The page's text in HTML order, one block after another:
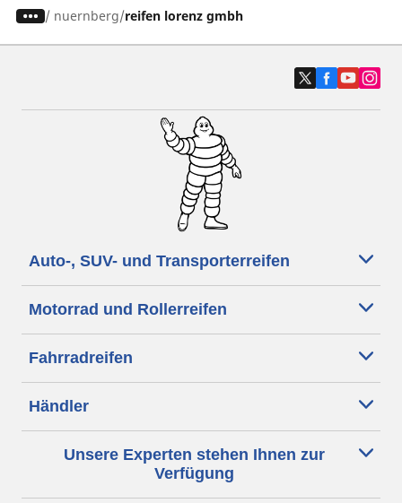
/ nuernberg reifen lorenz gmbh
Auto-, SUV- und Transporterreifen
Motorrad und Rollerreifen
Fahrradreifen
Händler
Unsere Experten stehen Ihnen zur
Verfügung